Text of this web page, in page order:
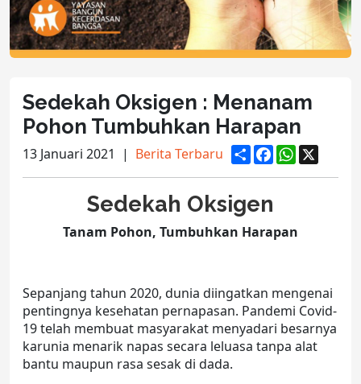
Sedekah Oksigen : Menanam
Pohon Tumbuhkan Harapan
13 Januari 2021 | Berita Terbaru S
h
a
e
F
a
c
o
k
W
h
a
p
p
Sedekah Oksigen
Tanam Pohon, Tumbuhkan Harapan
Sepanjang tahun 2020, dunia diingatkan mengenai
pentingnya kesehatan pernapasan. Pandemi Covid-
19 telah membuat masyarakat menyadari besarnya
karunia menarik napas secara leluasa tanpa alat
bantu maupun rasa sesak di dada.